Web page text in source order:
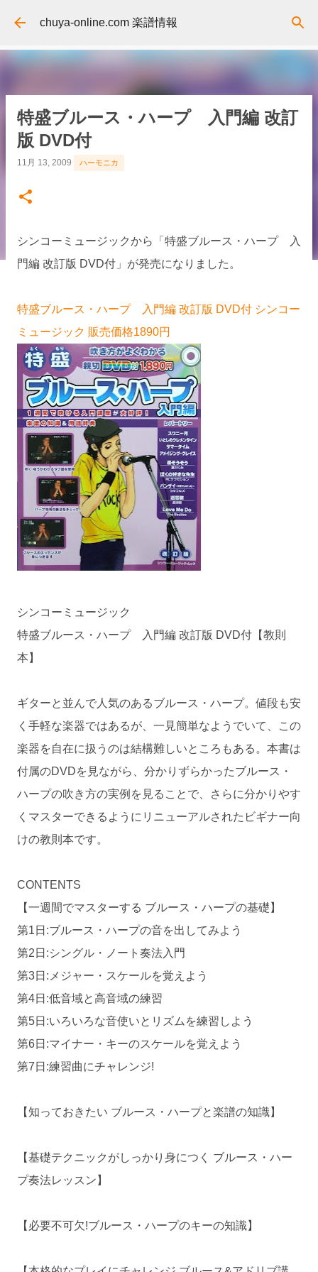
スキップしてメイン コンテンツに移動
chuya-online.com 楽譜情報
特盛ブルース・ハープ 入門編 改訂
版 DVD付
11月 13, 2009 ハーモニカ
シンコーミュージックから「特盛ブルース・ハープ 入
門編 改訂版 DVD付」が発売になりました。
特盛ブルース・ハープ 入門編 改訂版 DVD付 シンコー
ミュージック 販売価格1890円
シンコーミュージック
特盛ブルース・ハープ 入門編 改訂版 DVD付【教則
本】
ギターと並んで人気のあるブルース・ハープ。値段も安
く手軽な楽器ではあるが、一見簡単なようでいて、この
楽器を自在に扱うのは結構難しいところもある。本書は
付属のDVDを見ながら、分かりずらかったブルース・
ハープの吹き方の実例を見ることで、さらに分かりやす
くマスターできるようにリニューアルされたビギナー向
けの教則本です。
CONTENTS
【一週間でマスターする ブルース・ハープの基礎】
第1日:ブルース・ハープの音を出してみよう
第2日:シングル・ノート奏法入門
第3日:メジャー・スケールを覚えよう
第4日:低音域と高音域の練習
第5日:いろいろな音使いとリズムを練習しよう
第6日:マイナー・キーのスケールを覚えよう
第7日:練習曲にチャレンジ!
【知っておきたい ブルース・ハープと楽譜の知識】
【基礎テクニックがしっかり身につく ブルース・ハー
プ奏法レッスン】
【必要不可欠!ブルース・ハープのキーの知識】